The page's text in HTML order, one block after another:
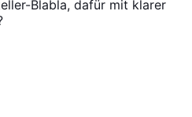
Blabla, dafür mit klarer